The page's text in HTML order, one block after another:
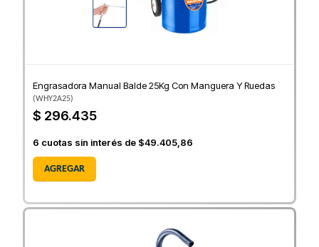
Engrasadora Manual Balde 25Kg Con Manguera Y Ruedas
(WHY2A25)
$ 296.435
6 cuotas sin interés de $49.405,86
AGREGAR